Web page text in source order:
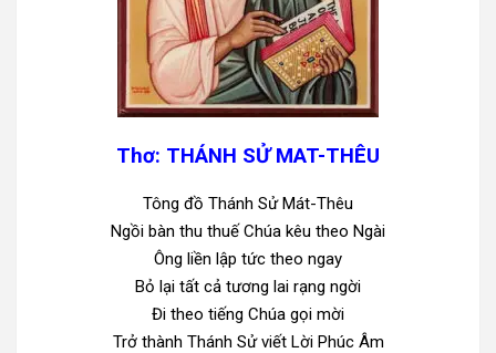
Thơ: THÁNH SỬ MAT-THÊU
Tông đồ Thánh Sử Mát-Thêu
Ngồi bàn thu thuế Chúa kêu theo Ngài
Ông liền lập tức theo ngay
Bỏ lại tất cả tương lai rạng ngời
Đi theo tiếng Chúa gọi mời
Trở thành Thánh Sử viết Lời Phúc Âm